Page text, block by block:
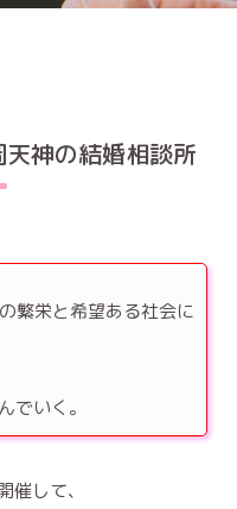
神の結婚相談所
繁栄と希望ある社会に
でいく。
して、